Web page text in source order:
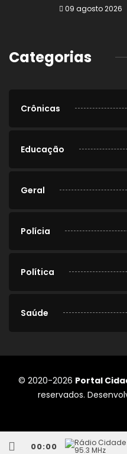
00:00
09 agosto 2026
Categorias
Crônicas
Educação
Geral
Polícia
Política
Saúde
© 2020-2026 Portal
reservados.